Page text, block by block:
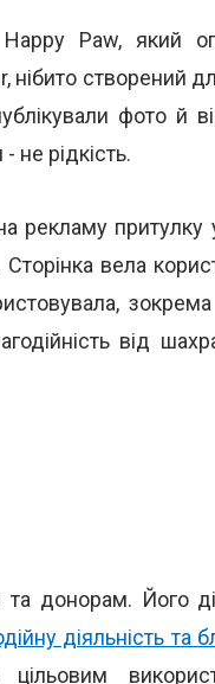
Paw, який
нібито створений
фото й
не рідкість.
рекламу притулку
вела
від
донорам. Його
діяльність та